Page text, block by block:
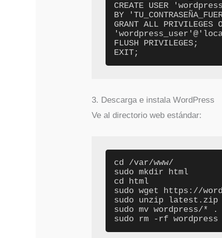
CREATE USER
BY
GRANT ALL
FLUSH PRIVILEGES;
EXIT;
3. Descarga e instala WordPress
Ve al directorio web estándar:
cd /var/www/
sudo mkdir html
cd html
sudo wget https://
sudo unzip latest.zip
sudo mv wordpress/* .
sudo rm -rf